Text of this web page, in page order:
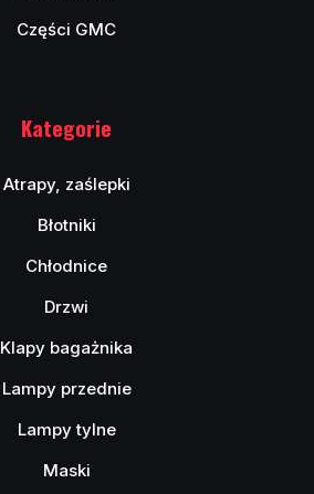
Części GMC
Kategorie
Atrapy, zaślepki
Błotniki
Chłodnice
Drzwi
Klapy bagażnika
Lampy przednie
Lampy tylne
Maski